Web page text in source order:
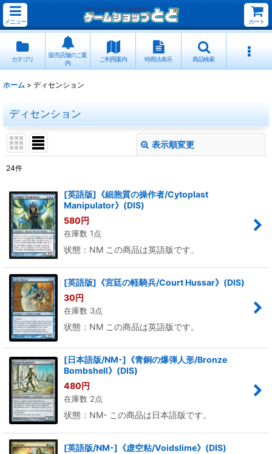
メニュー カート
カテゴリ
販売店舗のご案
内
ご利用案内 特商法表示 商品検索
ホーム > ディセンション
ディセンション
表示順変更
並び順:
絞り込む
24件
[英語版]《細胞質の操作者/Cytoplast
Manipulator》(DIS)
580円
在庫数 1点
状態：NM この商品は英語版です。
[英語版]《宮廷の軽騎兵/Court Hussar》(DIS)
30円
在庫数 3点
状態：NM この商品は英語版です。
[日本語版/NM-]《青銅の爆弾人形/Bronze
Bombshell》(DIS)
480円
在庫数 2点
状態：NM- この商品は日本語版です。
[英語版/NM-]《虚空粘/Voidslime》(DIS)